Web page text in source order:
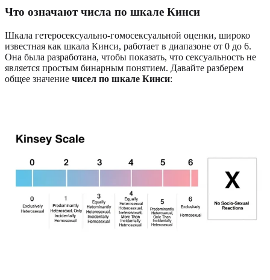
Что означают числа по шкале Кинси
Шкала гетеросексуально-гомосексуальной оценки, широко
известная как шкала Кинси, работает в диапазоне от 0 до 6.
Она была разработана, чтобы показать, что сексуальность не
является простым бинарным понятием. Давайте разберем
общее значение чисел по шкале Кинси: